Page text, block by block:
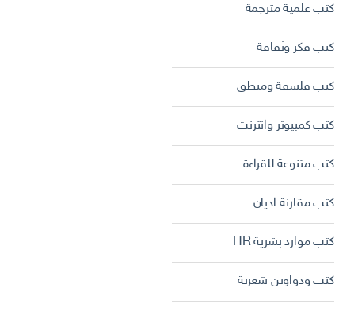
كتب علمية مترجمة
كتب فكر وثقافة
كتب فلسفة ومنطق
كتب كمبيوتر وانترنت
كتب متنوعة للقراءة
كتب مقارنة اديان
كتب موارد بشرية HR
كتب ودواوين شعرية